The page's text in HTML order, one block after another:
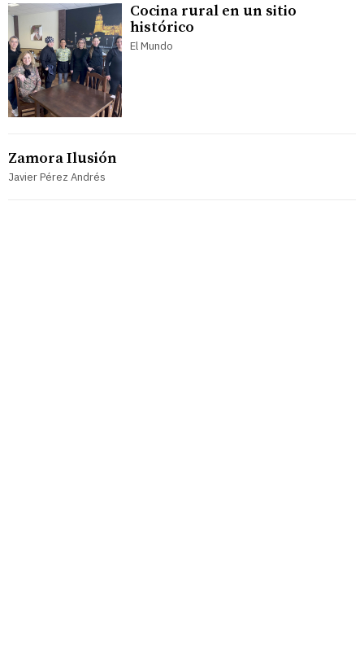
Cocina rural en un sitio
histórico
El Mundo
Zamora Ilusión
Javier Pérez Andrés